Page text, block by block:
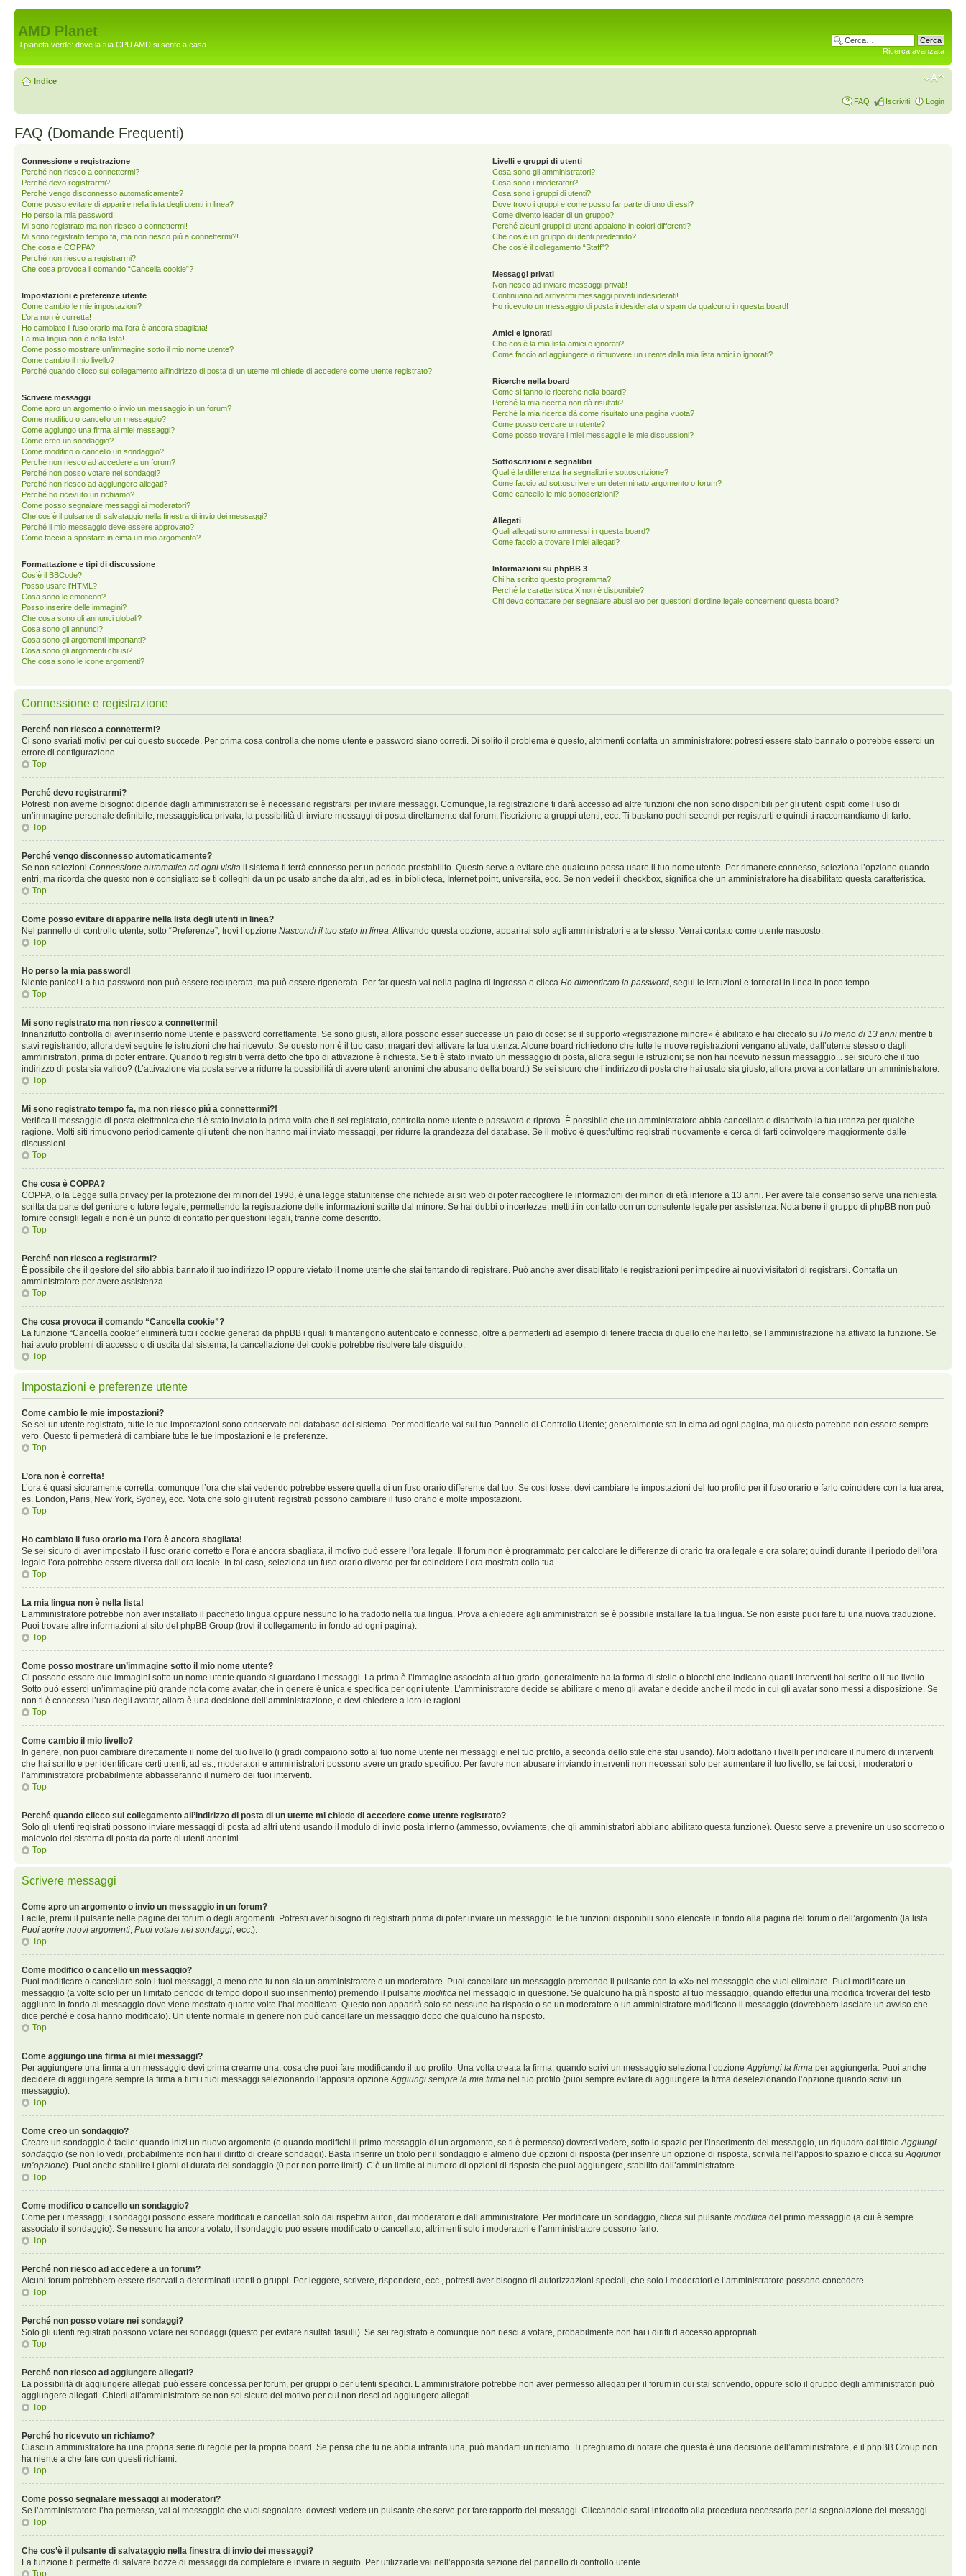
AMD Planet
Il pianeta verde: dove la tua CPU AMD si sente a casa...
Ricerca avanzata
Indice
FAQ Iscriviti Login
FAQ (Domande Frequenti)
Connessione e registrazione
Perché non riesco a connettermi?
Perché devo registrarmi?
Perché vengo disconnesso automaticamente?
Come posso evitare di apparire nella lista degli utenti in linea?
Ho perso la mia password!
Mi sono registrato ma non riesco a connettermi!
Mi sono registrato tempo fa, ma non riesco piú a connettermi?!
Che cosa è COPPA?
Perché non riesco a registrarmi?
Che cosa provoca il comando “Cancella cookie”?
Impostazioni e preferenze utente
Come cambio le mie impostazioni?
L’ora non è corretta!
Ho cambiato il fuso orario ma l’ora è ancora sbagliata!
La mia lingua non è nella lista!
Come posso mostrare un’immagine sotto il mio nome utente?
Come cambio il mio livello?
Perché quando clicco sul collegamento all’indirizzo di posta di un utente mi chiede di accedere come utente registrato?
Scrivere messaggi
Come apro un argomento o invio un messaggio in un forum?
Come modifico o cancello un messaggio?
Come aggiungo una firma ai miei messaggi?
Come creo un sondaggio?
Come modifico o cancello un sondaggio?
Perché non riesco ad accedere a un forum?
Perché non posso votare nei sondaggi?
Perché non riesco ad aggiungere allegati?
Perché ho ricevuto un richiamo?
Come posso segnalare messaggi ai moderatori?
Che cos’è il pulsante di salvataggio nella finestra di invio dei messaggi?
Perché il mio messaggio deve essere approvato?
Come faccio a spostare in cima un mio argomento?
Formattazione e tipi di discussione
Cos’è il BBCode?
Posso usare l’HTML?
Cosa sono le emoticon?
Posso inserire delle immagini?
Che cosa sono gli annunci globali?
Cosa sono gli annunci?
Cosa sono gli argomenti importanti?
Cosa sono gli argomenti chiusi?
Che cosa sono le icone argomenti?
Livelli e gruppi di utenti
Cosa sono gli amministratori?
Cosa sono i moderatori?
Cosa sono i gruppi di utenti?
Dove trovo i gruppi e come posso far parte di uno di essi?
Come divento leader di un gruppo?
Perché alcuni gruppi di utenti appaiono in colori differenti?
Che cos’è un gruppo di utenti predefinito?
Che cos’è il collegamento “Staff”?
Messaggi privati
Non riesco ad inviare messaggi privati!
Continuano ad arrivarmi messaggi privati indesiderati!
Ho ricevuto un messaggio di posta indesiderata o spam da qualcuno in questa board!
Amici e ignorati
Che cos’è la mia lista amici e ignorati?
Come faccio ad aggiungere o rimuovere un utente dalla mia lista amici o ignorati?
Ricerche nella board
Come si fanno le ricerche nella board?
Perché la mia ricerca non dà risultati?
Perché la mia ricerca dà come risultato una pagina vuota?
Come posso cercare un utente?
Come posso trovare i miei messaggi e le mie discussioni?
Sottoscrizioni e segnalibri
Qual è la differenza fra segnalibri e sottoscrizione?
Come faccio ad sottoscrivere un determinato argomento o forum?
Come cancello le mie sottoscrizioni?
Allegati
Quali allegati sono ammessi in questa board?
Come faccio a trovare i miei allegati?
Informazioni su phpBB 3
Chi ha scritto questo programma?
Perché la caratteristica X non è disponibile?
Chi devo contattare per segnalare abusi e/o per questioni d’ordine legale concernenti questa board?
Connessione e registrazione
Perché non riesco a connettermi?
Ci sono svariati motivi per cui questo succede. Per prima cosa controlla che nome utente e password siano corretti. Di solito il problema è questo, altrimenti contatta un amministratore: potresti essere stato bannato o potrebbe esserci un
errore di configurazione.
Top
Perché devo registrarmi?
Potresti non averne bisogno: dipende dagli amministratori se è necessario registrarsi per inviare messaggi. Comunque, la registrazione ti darà accesso ad altre funzioni che non sono disponibili per gli utenti ospiti come l’uso di
un’immagine personale definibile, messaggistica privata, la possibilità di inviare messaggi di posta direttamente dal forum, l’iscrizione a gruppi utenti, ecc. Ti bastano pochi secondi per registrarti e quindi ti raccomandiamo di farlo.
Top
Perché vengo disconnesso automaticamente?
Se non selezioni Connessione automatica ad ogni visita il sistema ti terrà connesso per un periodo prestabilito. Questo serve a evitare che qualcuno possa usare il tuo nome utente. Per rimanere connesso, seleziona l’opzione quando
entri, ma ricorda che questo non è consigliato se ti colleghi da un pc usato anche da altri, ad es. in biblioteca, Internet point, università, ecc. Se non vedei il checkbox, significa che un amministratore ha disabilitato questa caratteristica.
Top
Come posso evitare di apparire nella lista degli utenti in linea?
Nel pannello di controllo utente, sotto “Preferenze”, trovi l’opzione Nascondi il tuo stato in linea . Attivando questa opzione, apparirai solo agli amministratori e a te stesso. Verrai contato come utente nascosto.
Top
Ho perso la mia password!
Niente panico! La tua password non può essere recuperata, ma può essere rigenerata. Per far questo vai nella pagina di ingresso e clicca Ho dimenticato la password , segui le istruzioni e tornerai in linea in poco tempo.
Top
Mi sono registrato ma non riesco a connettermi!
Innanzitutto controlla di aver inserito nome utente e password correttamente. Se sono giusti, allora possono esser successe un paio di cose: se il supporto «registrazione minore» è abilitato e hai cliccato su Ho meno di 13 anni mentre ti
stavi registrando, allora devi seguire le istruzioni che hai ricevuto. Se questo non è il tuo caso, magari devi attivare la tua utenza. Alcune board richiedono che tutte le nuove registrazioni vengano attivate, dall’utente stesso o dagli
amministratori, prima di poter entrare. Quando ti registri ti verrà detto che tipo di attivazione è richiesta. Se ti è stato inviato un messaggio di posta, allora segui le istruzioni; se non hai ricevuto nessun messaggio... sei sicuro che il tuo
indirizzo di posta sia valido? (L’attivazione via posta serve a ridurre la possibilità di avere utenti anonimi che abusano della board.) Se sei sicuro che l’indirizzo di posta che hai usato sia giusto, allora prova a contattare un amministratore.
Top
Mi sono registrato tempo fa, ma non riesco piú a connettermi?!
Verifica il messaggio di posta elettronica che ti è stato inviato la prima volta che ti sei registrato, controlla nome utente e password e riprova. È possibile che un amministratore abbia cancellato o disattivato la tua utenza per qualche
ragione. Molti siti rimuovono periodicamente gli utenti che non hanno mai inviato messaggi, per ridurre la grandezza del database. Se il motivo è quest’ultimo registrati nuovamente e cerca di farti coinvolgere maggiormente dalle
discussioni.
Top
Che cosa è COPPA?
COPPA, o la Legge sulla privacy per la protezione dei minori del 1998, è una legge statunitense che richiede ai siti web di poter raccogliere le informazioni dei minori di età inferiore a 13 anni. Per avere tale consenso serve una richiesta
scritta da parte del genitore o tutore legale, permettendo la registrazione delle informazioni scritte dal minore. Se hai dubbi o incertezze, mettiti in contatto con un consulente legale per assistenza. Nota bene il gruppo di phpBB non può
fornire consigli legali e non è un punto di contatto per questioni legali, tranne come descritto.
Top
Perché non riesco a registrarmi?
È possibile che il gestore del sito abbia bannato il tuo indirizzo IP oppure vietato il nome utente che stai tentando di registrare. Può anche aver disabilitato le registrazioni per impedire ai nuovi visitatori di registrarsi. Contatta un
amministratore per avere assistenza.
Top
Che cosa provoca il comando “Cancella cookie”?
La funzione “Cancella cookie” eliminerà tutti i cookie generati da phpBB i quali ti mantengono autenticato e connesso, oltre a permetterti ad esempio di tenere traccia di quello che hai letto, se l’amministrazione ha attivato la funzione. Se
hai avuto problemi di accesso o di uscita dal sistema, la cancellazione dei cookie potrebbe risolvere tale disguido.
Top
Impostazioni e preferenze utente
Come cambio le mie impostazioni?
Se sei un utente registrato, tutte le tue impostazioni sono conservate nel database del sistema. Per modificarle vai sul tuo Pannello di Controllo Utente; generalmente sta in cima ad ogni pagina, ma questo potrebbe non essere sempre
vero. Questo ti permetterà di cambiare tutte le tue impostazioni e le preferenze.
Top
L’ora non è corretta!
L’ora è quasi sicuramente corretta, comunque l’ora che stai vedendo potrebbe essere quella di un fuso orario differente dal tuo. Se cosí fosse, devi cambiare le impostazioni del tuo profilo per il fuso orario e farlo coincidere con la tua area,
es. London, Paris, New York, Sydney, ecc. Nota che solo gli utenti registrati possono cambiare il fuso orario e molte impostazioni.
Top
Ho cambiato il fuso orario ma l’ora è ancora sbagliata!
Se sei sicuro di aver impostato il fuso orario corretto e l’ora è ancora sbagliata, il motivo può essere l’ora legale. Il forum non è programmato per calcolare le differenze di orario tra ora legale e ora solare; quindi durante il periodo dell’ora
legale l’ora potrebbe essere diversa dall’ora locale. In tal caso, seleziona un fuso orario diverso per far coincidere l’ora mostrata colla tua.
Top
La mia lingua non è nella lista!
L’amministratore potrebbe non aver installato il pacchetto lingua oppure nessuno lo ha tradotto nella tua lingua. Prova a chiedere agli amministratori se è possibile installare la tua lingua. Se non esiste puoi fare tu una nuova traduzione.
Puoi trovare altre informazioni al sito del phpBB Group (trovi il collegamento in fondo ad ogni pagina).
Top
Come posso mostrare un’immagine sotto il mio nome utente?
Ci possono essere due immagini sotto un nome utente quando si guardano i messaggi. La prima è l’immagine associata al tuo grado, generalmente ha la forma di stelle o blocchi che indicano quanti interventi hai scritto o il tuo livello.
Sotto può esserci un’immagine piú grande nota come avatar, che in genere è unica e specifica per ogni utente. L’amministratore decide se abilitare o meno gli avatar e decide anche il modo in cui gli avatar sono messi a disposizione. Se
non ti è concesso l’uso degli avatar, allora è una decisione dell’amministrazione, e devi chiedere a loro le ragioni.
Top
Come cambio il mio livello?
In genere, non puoi cambiare direttamente il nome del tuo livello (i gradi compaiono sotto al tuo nome utente nei messaggi e nel tuo profilo, a seconda dello stile che stai usando). Molti adottano i livelli per indicare il numero di interventi
che hai scritto e per identificare certi utenti; ad es., moderatori e amministratori possono avere un grado specifico. Per favore non abusare inviando interventi non necessari solo per aumentare il tuo livello; se fai cosí, i moderatori o
l’amministratore probabilmente abbasseranno il numero dei tuoi interventi.
Top
Perché quando clicco sul collegamento all’indirizzo di posta di un utente mi chiede di accedere come utente registrato?
Solo gli utenti registrati possono inviare messaggi di posta ad altri utenti usando il modulo di invio posta interno (ammesso, ovviamente, che gli amministratori abbiano abilitato questa funzione). Questo serve a prevenire un uso scorretto o
malevolo del sistema di posta da parte di utenti anonimi.
Top
Scrivere messaggi
Come apro un argomento o invio un messaggio in un forum?
Facile, premi il pulsante nelle pagine dei forum o degli argomenti. Potresti aver bisogno di registrarti prima di poter inviare un messaggio: le tue funzioni disponibili sono elencate in fondo alla pagina del forum o dell’argomento (la lista
Puoi aprire nuovi argomenti Puoi votare nei sondaggi , ecc.).
Top
Come modifico o cancello un messaggio?
Puoi modificare o cancellare solo i tuoi messaggi, a meno che tu non sia un amministratore o un moderatore. Puoi cancellare un messaggio premendo il pulsante con la «X» nel messaggio che vuoi eliminare. Puoi modificare un
messaggio (a volte solo per un limitato periodo di tempo dopo il suo inserimento) premendo il pulsante modifica nel messaggio in questione. Se qualcuno ha già risposto al tuo messaggio, quando effettui una modifica troverai del testo
aggiunto in fondo al messaggio dove viene mostrato quante volte l’hai modificato. Questo non apparirà solo se nessuno ha risposto o se un moderatore o un amministratore modificano il messaggio (dovrebbero lasciare un avviso che
dice perché e cosa hanno modificato). Un utente normale in genere non può cancellare un messaggio dopo che qualcuno ha risposto.
Top
Come aggiungo una firma ai miei messaggi?
Per aggiungere una firma a un messaggio devi prima crearne una, cosa che puoi fare modificando il tuo profilo. Una volta creata la firma, quando scrivi un messaggio seleziona l’opzione Aggiungi la firma per aggiungerla. Puoi anche
decidere di aggiungere sempre la firma a tutti i tuoi messaggi selezionando l’apposita opzione Aggiungi sempre la mia firma nel tuo profilo (puoi sempre evitare di aggiungere la firma deselezionando l’opzione quando scrivi un
messaggio).
Top
Come creo un sondaggio?
Creare un sondaggio è facile: quando inizi un nuovo argomento (o quando modifichi il primo messaggio di un argomento, se ti è permesso) dovresti vedere, sotto lo spazio per l’inserimento del messaggio, un riquadro dal titolo Aggiungi
sondaggio (se non lo vedi, probabilmente non hai il diritto di creare sondaggi). Basta inserire un titolo per il sondaggio e almeno due opzioni di risposta (per inserire un’opzione di risposta, scrivila nell’apposito spazio e clicca su Aggiungi
un’opzione). Puoi anche stabilire i giorni di durata del sondaggio (0 per non porre limiti). C’è un limite al numero di opzioni di risposta che puoi aggiungere, stabilito dall’amministratore.
Top
Come modifico o cancello un sondaggio?
Come per i messaggi, i sondaggi possono essere modificati e cancellati solo dai rispettivi autori, dai moderatori e dall’amministratore. Per modificare un sondaggio, clicca sul pulsante modifica del primo messaggio (a cui è sempre
associato il sondaggio). Se nessuno ha ancora votato, il sondaggio può essere modificato o cancellato, altrimenti solo i moderatori e l’amministratore possono farlo.
Top
Perché non riesco ad accedere a un forum?
Alcuni forum potrebbero essere riservati a determinati utenti o gruppi. Per leggere, scrivere, rispondere, ecc., potresti aver bisogno di autorizzazioni speciali, che solo i moderatori e l’amministratore possono concedere.
Top
Perché non posso votare nei sondaggi?
Solo gli utenti registrati possono votare nei sondaggi (questo per evitare risultati fasulli). Se sei registrato e comunque non riesci a votare, probabilmente non hai i diritti d’accesso appropriati.
Top
Perché non riesco ad aggiungere allegati?
La possibilità di aggiungere allegati può essere concessa per forum, per gruppi o per utenti specifici. L’amministratore potrebbe non aver permesso allegati per il forum in cui stai scrivendo, oppure solo il gruppo degli amministratori può
aggiungere allegati. Chiedi all’amministratore se non sei sicuro del motivo per cui non riesci ad aggiungere allegati.
Top
Perché ho ricevuto un richiamo?
Ciascun amministratore ha una propria serie di regole per la propria board. Se pensa che tu ne abbia infranta una, può mandarti un richiamo. Ti preghiamo di notare che questa è una decisione dell’amministratore, e il phpBB Group non
ha niente a che fare con questi richiami.
Top
Come posso segnalare messaggi ai moderatori?
Se l’amministratore l’ha permesso, vai al messaggio che vuoi segnalare: dovresti vedere un pulsante che serve per fare rapporto dei messaggi. Cliccandolo sarai introdotto alla procedura necessaria per la segnalazione dei messaggi.
Top
Che cos’è il pulsante di salvataggio nella finestra di invio dei messaggi?
La funzione ti permette di salvare bozze di messaggi da completare e inviare in seguito. Per utilizzarle vai nell’apposita sezione del pannello di controllo utente.
Top